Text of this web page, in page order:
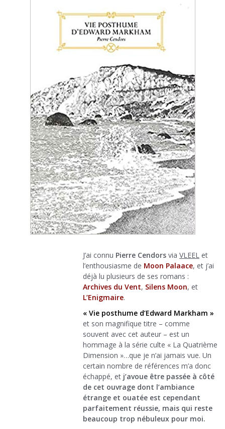
J’ai connu Pierre Cendors via VLEEL et
l’enthousiasme de Moon Palaace, et j’ai
déjà lu plusieurs de ses romans :
Archives du Vent, Silens Moon, et
L’Enigmaire.
« Vie posthume d’Edward Markham »
et son magnifique titre – comme
souvent avec cet auteur – est un
hommage à la série culte « La Quatrième
Dimension »…que je n’ai jamais vue. Un
certain nombre de références m’a donc
échappé, et j’avoue être passée à côté
de cet ouvrage dont l’ambiance
étrange et ouatée est cependant
parfaitement réussie, mais qui reste
beaucoup trop nébuleux pour moi.